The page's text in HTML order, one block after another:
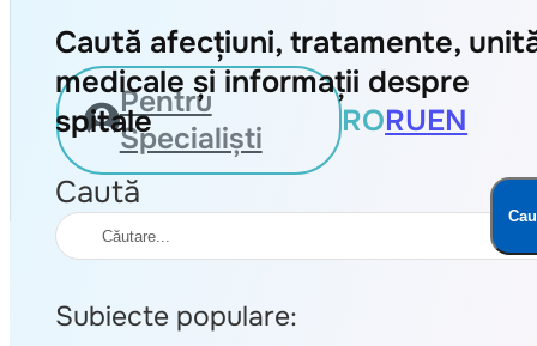
Pentru
Specialiști
RORUEN
Caută afecțiuni, tratamente,
medicale și informații despre
spitale
Caută
Subiecte populare: